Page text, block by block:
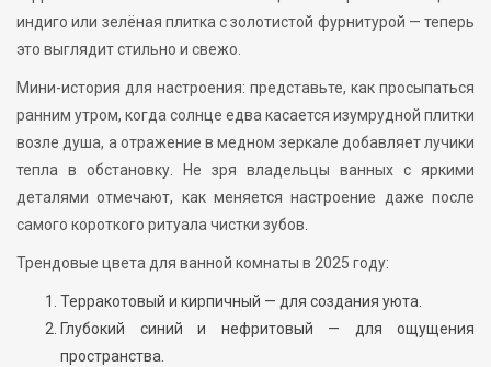
индиго или зелёная плитка с золотистой фурнитурой — теперь
это выглядит стильно и свежо.
Мини-история для настроения: представьте, как просыпаться
ранним утром, когда солнце едва касается изумрудной плитки
возле душа, а отражение в медном зеркале добавляет лучики
тепла в обстановку. Не зря владельцы ванных с яркими
деталями отмечают, как меняется настроение даже после
самого короткого ритуала чистки зубов.
Трендовые цвета для ванной комнаты в 2025 году:
Терракотовый и кирпичный — для создания уюта.
Глубокий синий и нефритовый — для ощущения
пространства.